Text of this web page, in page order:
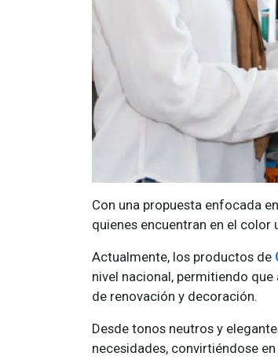
Con una propuesta enfocada
quienes encuentran en el color
Actualmente, los productos de
nivel nacional, permitiendo
de renovación y decoración.
Desde tonos neutros y
necesidades, convirtiéndose